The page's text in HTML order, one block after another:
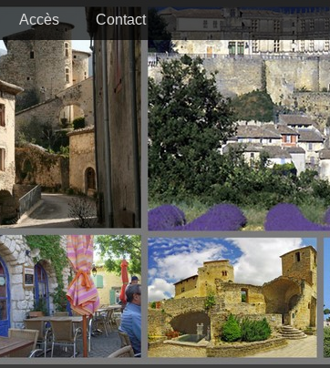
Accès Contact